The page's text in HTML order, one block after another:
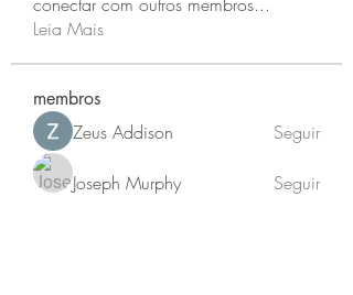
Leia Mais
membros
Zeus Addison Seguir
Joseph Murphy Seguir